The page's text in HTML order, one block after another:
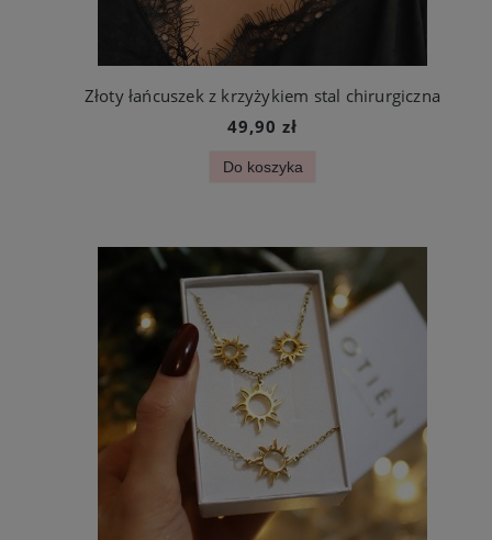
Złoty łańcuszek z krzyżykiem stal chirurgiczna
49,90 zł
Do koszyka